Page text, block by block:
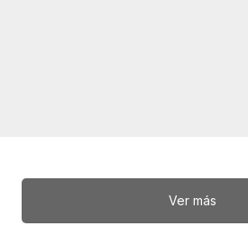
Ver más